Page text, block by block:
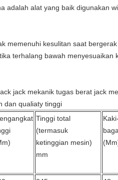
adalah alat yang baik digunakan
memenuhi kesulitan saat
terhalang bawah menyesuaikan
jack mekanik tugas berat jack
dan qualiaty tinggi
Tinggi total
(termasuk
ketinggian mesin)
mm
Kaki-